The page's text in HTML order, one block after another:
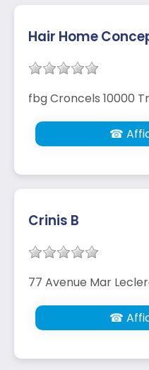
Hair Home
fbg Croncels 10000
☎
Crinis B
77 Avenue Mar
☎